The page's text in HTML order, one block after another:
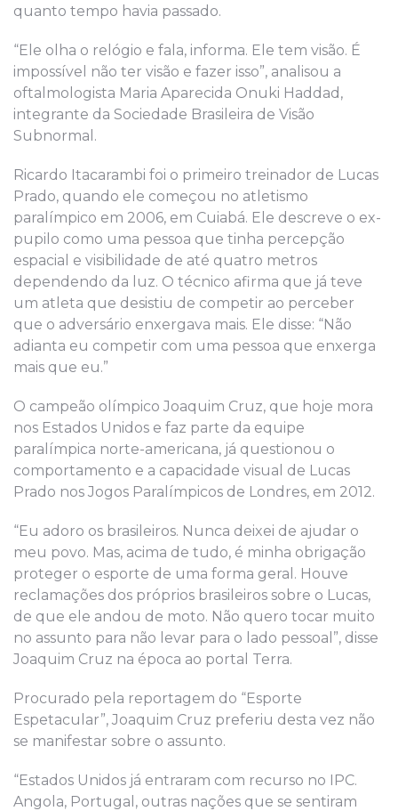
quanto tempo havia passado.
“Ele olha o relógio e fala, informa. Ele tem visão. É
impossível não ter visão e fazer isso”, analisou a
oftalmologista Maria Aparecida Onuki Haddad,
integrante da Sociedade Brasileira de Visão
Subnormal.
Ricardo Itacarambi foi o primeiro treinador de Lucas
Prado, quando ele começou no atletismo
paralímpico em 2006, em Cuiabá. Ele descreve o ex-
pupilo como uma pessoa que tinha percepção
espacial e visibilidade de até quatro metros
dependendo da luz. O técnico afirma que já teve
um atleta que desistiu de competir ao perceber
que o adversário enxergava mais. Ele disse: “Não
adianta eu competir com uma pessoa que enxerga
mais que eu.”
O campeão olímpico Joaquim Cruz, que hoje mora
nos Estados Unidos e faz parte da equipe
paralímpica norte-americana, já questionou o
comportamento e a capacidade visual de Lucas
Prado nos Jogos Paralímpicos de Londres, em 2012.
“Eu adoro os brasileiros. Nunca deixei de ajudar o
meu povo. Mas, acima de tudo, é minha obrigação
proteger o esporte de uma forma geral. Houve
reclamações dos próprios brasileiros sobre o Lucas,
de que ele andou de moto. Não quero tocar muito
no assunto para não levar para o lado pessoal”, disse
Joaquim Cruz na época ao portal Terra.
Procurado pela reportagem do “Esporte
Espetacular”, Joaquim Cruz preferiu desta vez não
se manifestar sobre o assunto.
“Estados Unidos já entraram com recurso no IPC.
Angola, Portugal, outras nações que se sentiram